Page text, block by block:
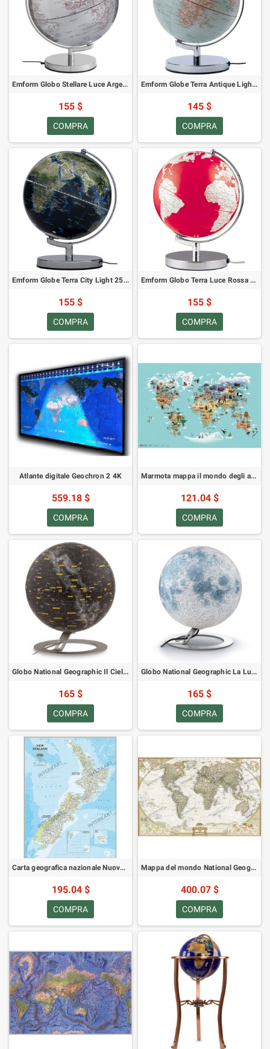
Emform Globo Stellare Luce Argento 30cm
155 $
COMPRA
Emform Globe Terra Antique Light 25 cm
145 $
COMPRA
Emform Globe Terra City Light 25 cm
155 $
COMPRA
Emform Globo Terra Luce Rossa 25cm
155 $
COMPRA
Atlante digitale Geochron 2 4K
559.18 $
COMPRA
Marmota mappa il mondo degli animali
121.04 $
COMPRA
Globo National Geographic Il Cielo 30 cm
165 $
COMPRA
Globo National Geographic La Luna 30 cm
165 $
COMPRA
Carta geografica nazionale Nuova Zelanda (60 x 77 cm)
195.04 $
COMPRA
Mappa del mondo National Geographic Antica (185x122)
400.07 $
COMPRA